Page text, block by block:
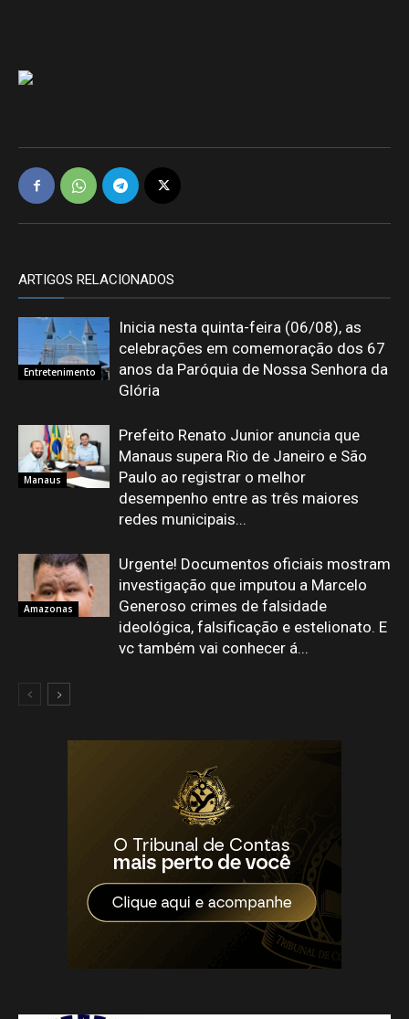
ARTIGOS RELACIONADOS
Entretenimento
Inicia nesta quinta-feira (06/08), as
celebrações em comemoração dos 67
anos da Paróquia de Nossa Senhora da
Glória
Manaus
Prefeito Renato Junior anuncia que
Manaus supera Rio de Janeiro e São
Paulo ao registrar o melhor
desempenho entre as três maiores
redes municipais...
Amazonas
Urgente! Documentos oficiais mostram
investigação que imputou a Marcelo
Generoso crimes de falsidade
ideológica, falsificação e estelionato. E
vc também vai conhecer á...